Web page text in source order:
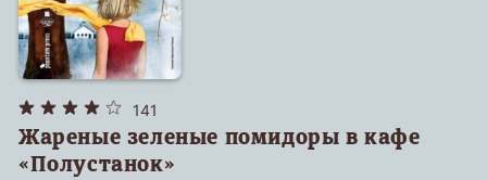
141
Жареные зеленые помидоры в кафе
«Полустанок»